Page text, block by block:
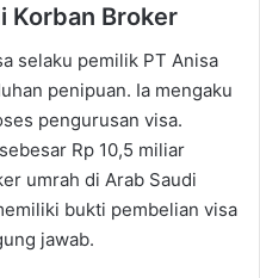
Korban Broker
selaku pemilik PT Anisa
penipuan. Ia mengaku
pengurusan visa.
Rp 10,5 miliar
umrah di Arab Saudi
bukti pembelian visa
jawab.